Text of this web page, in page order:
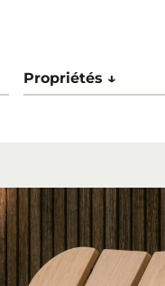
Propriétés ↓